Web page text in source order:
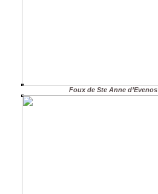
Foux de Ste Anne d’Evenos